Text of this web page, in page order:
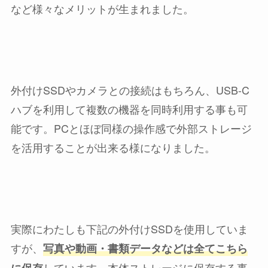
など様々なメリットが生まれました。
外付けSSDやカメラとの接続はもちろん、USB-C
ハブを利用して複数の機器を同時利用する事も可
能です。PCとほぼ同様の操作感で外部ストレージ
を活用することが出来る様になりました。
実際にわたしも下記の外付けSSDを使用していま
すが、 写真や動画・書類データなどは全てこちら